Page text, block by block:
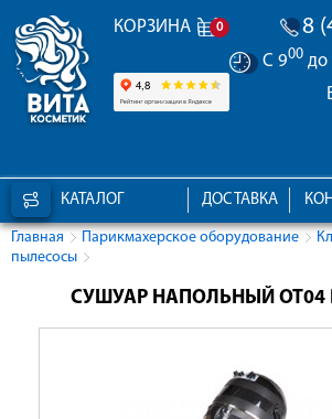
КОРЗИНА 0 8
С 900 до
КАТАЛОГ ДОСТАВКА
Главная Парикмахерское оборудование
пылесосы
СУШУАР НАПОЛЬНЫЙ OT04